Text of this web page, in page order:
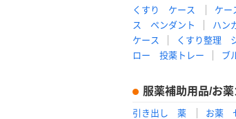
くすり ケース ケ
ス ペンダント
ハン
ケース
くすり整理
ロー 投薬トレー
ブ
服薬補助用品/お
引き出し 薬 お薬